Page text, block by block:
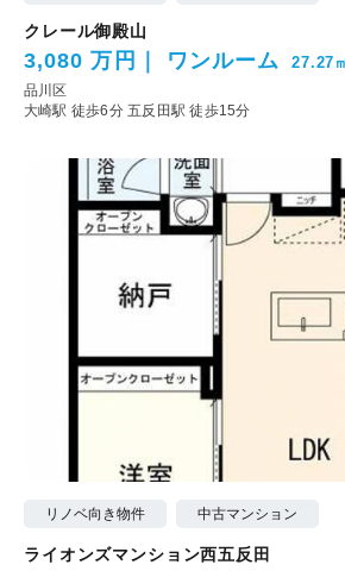
クレール御殿山
3,080 万円 ワンルーム 27.27
品川区
大崎駅 徒歩6分五反田駅 徒歩15分
リノベ向き物件 中古マンション
ライオンズマンション西五反田